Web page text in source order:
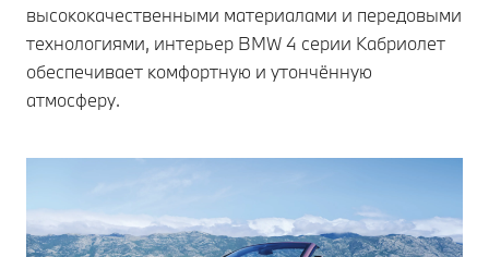
высококачественными материалами и передовыми
технологиями, интерьер BMW 4 серии Кабриолет
обеспечивает комфортную и утончённую
атмосферу.